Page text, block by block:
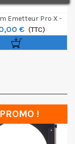
Emetteur Pro X -
Sony
€ (TTC)
PROMO !